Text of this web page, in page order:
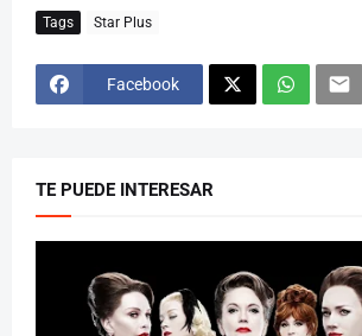
Tags Star Plus
Facebook
TE PUEDE INTERESAR